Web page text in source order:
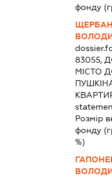
фонду
83055,
МІСТО
Розмір
фонду
%)